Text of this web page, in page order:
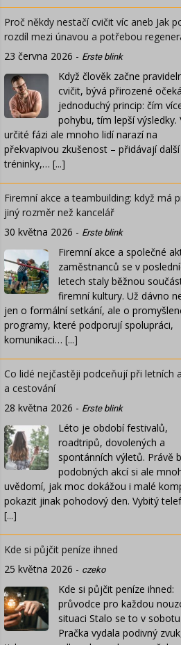
Proč někdy nestačí cvičit víc aneb Jak
rozdíl mezi únavou a potřebou
23 června 2026 - Erste blink
Když člověk začne
cvičit, bývá přirozené
jednoduchý princip: čím
pohybu, tím lepší výsledky.
určité fázi ale mnoho lidí narazí na
překvapivou zkušenost – přidávají další
tréninky,… [...]
Firemní akce a teambuilding: když má
jiný rozměr než kancelář
30 května 2026 - Erste blink
Firemní akce a společné
zaměstnanců se v
letech staly běžnou
firemní kultury. Už dávno
jen o formální setkání, ale o
programy, které podporují spolupráci,
komunikaci… [...]
Co lidé nejčastěji podceňují při letních
a cestování
28 května 2026 - Erste blink
Léto je období festivalů,
roadtripů, dovolených a
spontánních výletů. Právě
podobných akcí si ale
uvědomí, jak moc dokážou i malé
pokazit jinak pohodový den. Vybitý
[...]
Kde si půjčit peníze ihned
25 května 2026 - czeko
Kde si půjčit peníze ihned:
průvodce pro každou
situaci Stalo se to v
Pračka vydala podivný